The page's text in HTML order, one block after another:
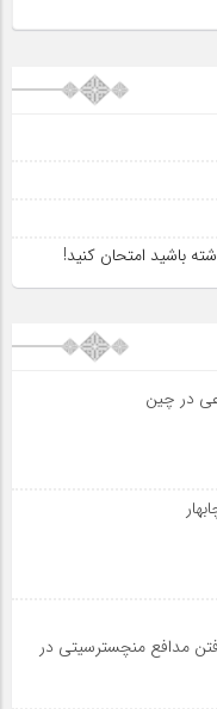
باشید امتحان کنید!
در چین
مدافع منچسترسیتی در